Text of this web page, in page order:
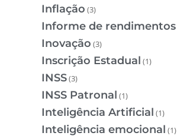
Inflação (3)
Informe de rendimentos
Inovação (3)
Inscrição Estadual (1)
INSS(3)
INSS Patronal (1)
Inteligência Artificial (1)
Inteligência emocional (1)